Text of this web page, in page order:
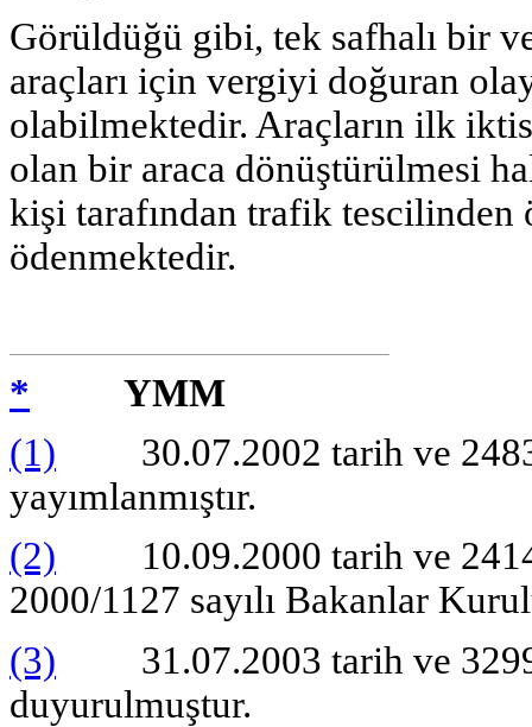
Görüldüğü gibi, tek safhalı bir
araçları için vergiyi doğuran
olabilmektedir. Araçların ilk
olan bir araca dönüştürülmesi
kişi tarafından trafik tescilinden
ödenmektedir.
*
YMM
(1) 30.07.2002 tarih ve 24831
yayımlanmıştır.
(2) 10.09.2000 tarih ve 24146
2000/1127 sayılı Bakanlar
(3) 31.07.2003 tarih ve
duyurulmuştur.